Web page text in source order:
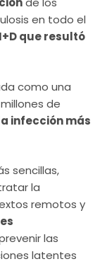
en todo el
que resultó
como una
de
infección más
sencillas,
la
remotos y
las
latentes